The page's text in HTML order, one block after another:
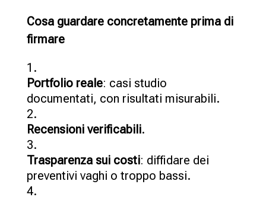
Cosa guardare concretamente prima di
firmare
Portfolio reale: casi studio
documentati, con risultati misurabili.
Recensioni verificabili.
Trasparenza sui costi: diffidare dei
preventivi vaghi o troppo bassi.